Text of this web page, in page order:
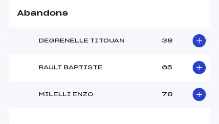
Abandons
DEGRENELLE TITOUAN 38
RAULT BAPTISTE 65
MILELLI ENZO 78